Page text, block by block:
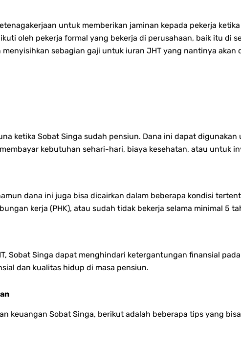
untuk memberikan jaminan kepada pekerja
oleh pekerja formal yang bekerja di perusahaan, baik itu di
sebagian gaji untuk iuran JHT yang nantinya akan
ketika Sobat Singa sudah pensiun. Dana ini dapat
kebutuhan sehari-hari, biaya kesehatan, atau untuk
dana ini juga bisa dicairkan dalam beberapa kondisi
kerja (PHK), atau sudah tidak bekerja selama minimal 5
Sobat Singa dapat menghindari ketergantungan finansial
dan kualitas hidup di masa pensiun.
keuangan Sobat Singa, berikut adalah beberapa tips yang